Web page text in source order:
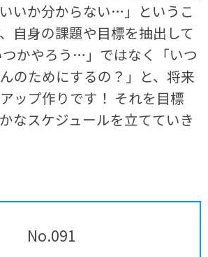
いいか分からない…」というこ
自身の課題や目標を抽出して
かやろう…」ではなく「いつ
のためにするの？」と、将来
ップ作りです！ それを目標
なスケジュールを立てていき
No.091